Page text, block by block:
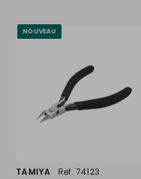
NOUVEAU
TAMIYA
Ref. 74123